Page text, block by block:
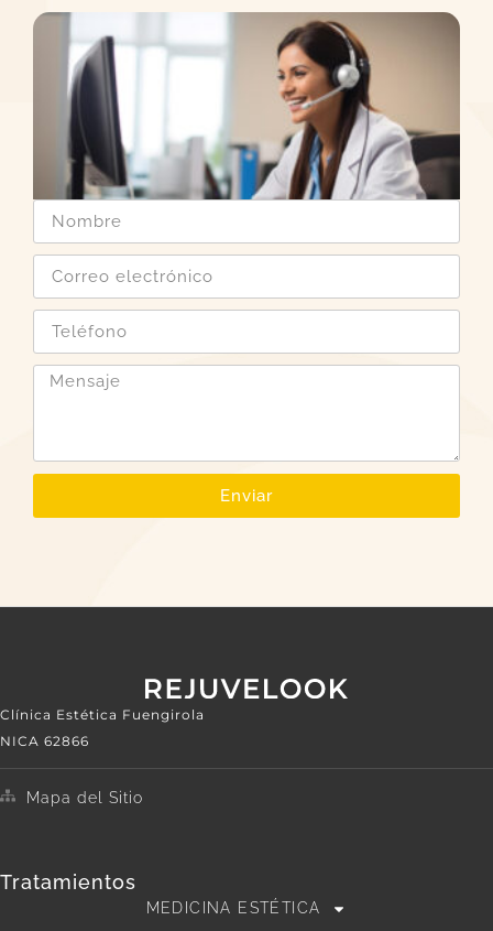
Enviar
Clínica Estética Fuengirola
NICA 62866
Mapa del Sitio
Tratamientos
MEDICINA ESTÉTICA